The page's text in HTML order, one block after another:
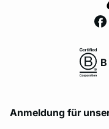
Anmeldung für